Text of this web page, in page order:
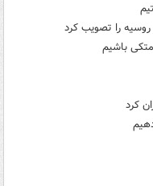
را تصویب کرد
باشیم
کرد